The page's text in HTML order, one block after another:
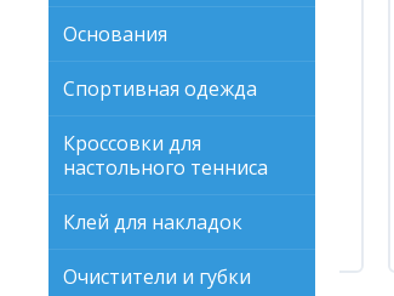
Основания
Спортивная одежда
Кроссовки для
настольного тенниса
Клей для накладок
Очистители и губки
Накладка Gewo HYPE EL PRO 42,5
5800 руб.
4640 руб.